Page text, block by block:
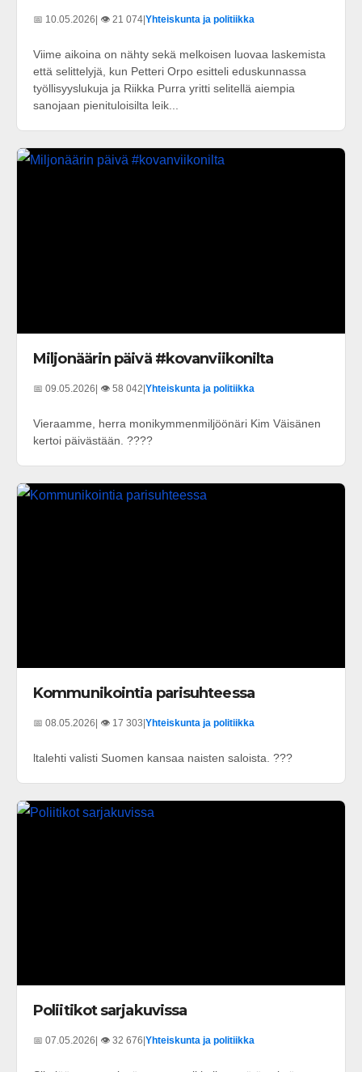
📅 10.05.2026 | 👁️ 21 074 Yhteiskunta ja politiikka
Viime aikoina on nähty sekä melkoisen luovaa laskemista
että selittelyjä, kun Petteri Orpo esitteli eduskunnassa
työllisyyslukuja ja Riikka Purra yritti selitellä aiempia
sanojaan pienituloisilta leik...
Miljonäärin päivä #kovanviikonilta
📅 09.05.2026| 👁️ 58 042|Yhteiskunta ja politiikka
Vieraamme, herra monikymmenmiljöönäri Kim Väisänen
kertoi päivästään. ????
Kommunikointia parisuhteessa
📅 08.05.2026 | 👁️ 17 303 Yhteiskunta ja politiikka
ltalehti valisti Suomen kansaa naisten saloista. ???
Poliitikot sarjakuvissa
📅 07.05.2026 | 👁️ 32 676 Yhteiskunta ja politiikka